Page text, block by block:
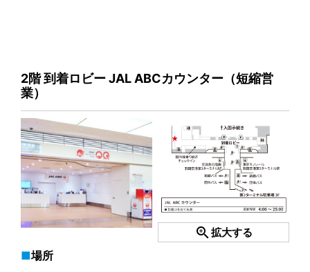
2階 到着ロビー JAL ABCカウンター（短縮営
業）
zoom_in拡大する
場所